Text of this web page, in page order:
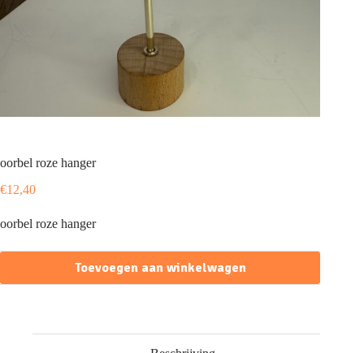
oorbel roze hanger
€12,40
oorbel roze hanger
Toevoegen aan winkelwagen